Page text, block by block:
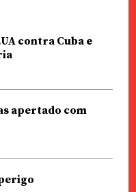
contra Cuba e
apertado com